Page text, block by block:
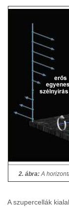
2. ábra:A
A szupercellák